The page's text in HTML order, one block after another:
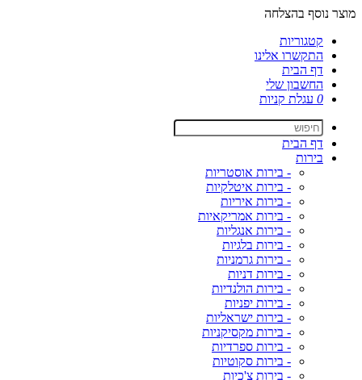
מוצר נוסף בהצלחה
קטגוריות
התקשרו אלינו
דף הבית
החשבון שלי
0 עגלת קניות
דף הבית
בירות
- בירות אוסטריות
- בירות איטלקיות
- בירות איריות
- בירות אמריקאיות
- בירות אנגליות
- בירות בלגיות
- בירות גרמניות
- בירות דניות
- בירות הולנדיות
- בירות יפניות
- בירות ישראליות
- בירות מקסיקניות
- בירות ספרדיות
- בירות סקוטיות
- בירות צ'כיות